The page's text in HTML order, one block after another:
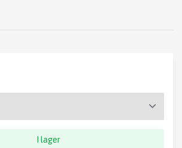
I lager